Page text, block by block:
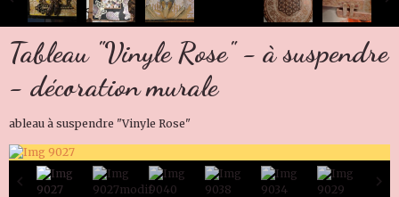
Tableau "Vinyle Rose" - à suspendre
- décoration murale
ableau à suspendre "Vinyle Rose"